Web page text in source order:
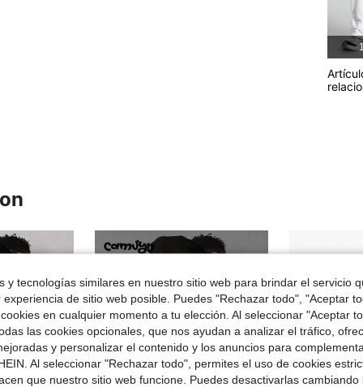
y tecnologías similares en nuestro sitio web para brindar el servicio
de sitio web posible. Puedes "Rechazar todo", "Aceptar
en cualquier momento a tu elección. Al seleccionar "Aceptar
las cookies opcionales, que nos ayudan a analizar el tráfico,
y personalizar el contenido y los anuncios para
Al seleccionar "Rechazar todo", permites el uso de cookies
que nuestro sitio web funcione. Puedes desactivarlas cambiando